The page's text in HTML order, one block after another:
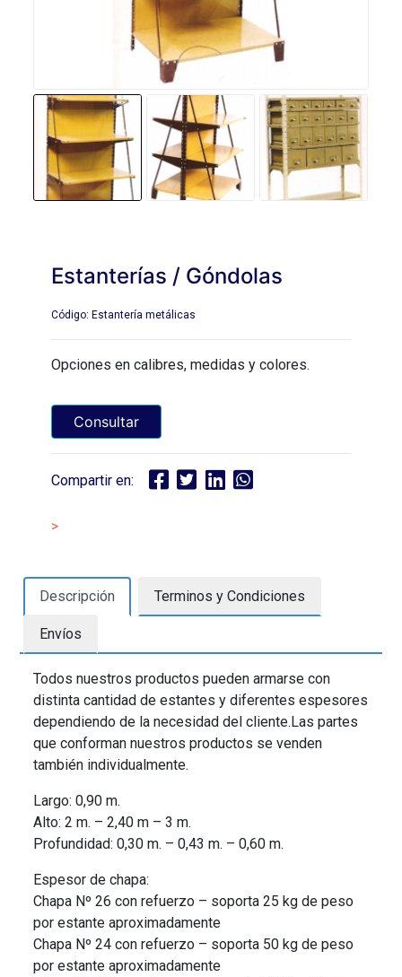
Estanterías / Góndolas
Código: Estantería metálicas
Opciones en calibres, medidas y colores.
Consultar
Compartir en:
>
Descripción Terminos y Condiciones
Envíos
Todos nuestros productos pueden armarse con
distinta cantidad de estantes y diferentes espesores
dependiendo de la necesidad del cliente.Las partes
que conforman nuestros productos se venden
también individualmente.
Largo: 0,90 m.
Alto: 2 m. – 2,40 m – 3 m.
Profundidad: 0,30 m. – 0,43 m. – 0,60 m.
Espesor de chapa:
Chapa Nº 26 con refuerzo – soporta 25 kg de peso
por estante aproximadamente
Chapa Nº 24 con refuerzo – soporta 50 kg de peso
por estante aproximadamente